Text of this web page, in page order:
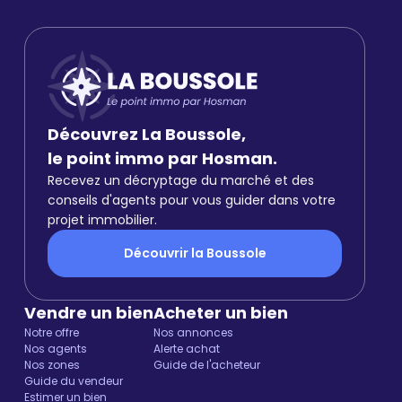
Découvrez La Boussole,
le point immo par Hosman.
Recevez un décryptage du marché et des
conseils d'agents pour vous guider dans votre
projet immobilier.
Découvrir la Boussole
Vendre un bien
Notre offre
Nos agents
Nos zones
Guide du vendeur
Estimer un bien
Acheter un bien
Nos annonces
Alerte achat
Guide de l'acheteur